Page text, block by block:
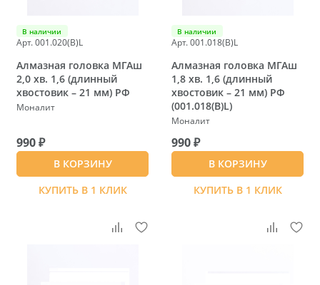
В наличии
Арт. 001.020(B)L
Алмазная головка МГАш
2,0 хв. 1,6 (длинный
хвостовик – 21 мм) РФ
Моналит
990 ₽
В КОРЗИНУ
КУПИТЬ В 1 КЛИК
В наличии
Арт. 001.018(B)L
Алмазная головка МГАш
1,8 хв. 1,6 (длинный
хвостовик – 21 мм) РФ
(001.018(B)L)
Моналит
990 ₽
В КОРЗИНУ
КУПИТЬ В 1 КЛИК